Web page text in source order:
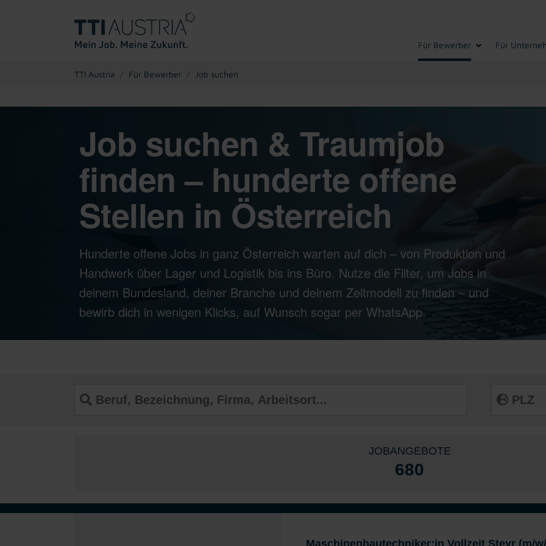
Für Bewerber Für
TTI Austria Für Bewerber Job suchen
Job suchen & Traumjob
finden – hunderte offene
Stellen in Österreich
Hunderte offene Jobs in ganz Österreich warten auf dich – von Produktion und
Handwerk über Lager und Logistik bis ins Büro. Nutze die Filter, um Jobs in
deinem Bundesland, deiner Branche und deinem Zeitmodell zu finden – und
bewirb dich in wenigen Klicks, auf Wunsch sogar per WhatsApp.
JOBANGEBOTE
680
Maschinenbautechniker:in Vollzeit Steyr (m/